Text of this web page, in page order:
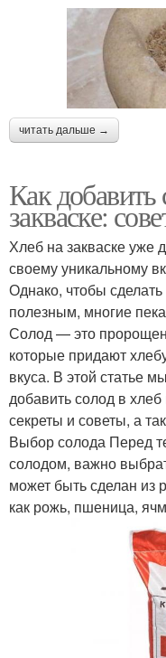
читать дальше →
Как добавить
закваске:
Хлеб на закваске уже
своему уникальному
Однако, чтобы
полезным, многие
Солод — это
которые придают
вкуса. В этой статье
добавить солод в
секреты и советы, а
Выбор солода Перед
солодом, важно
может быть сделан из
как рожь, пшеница,